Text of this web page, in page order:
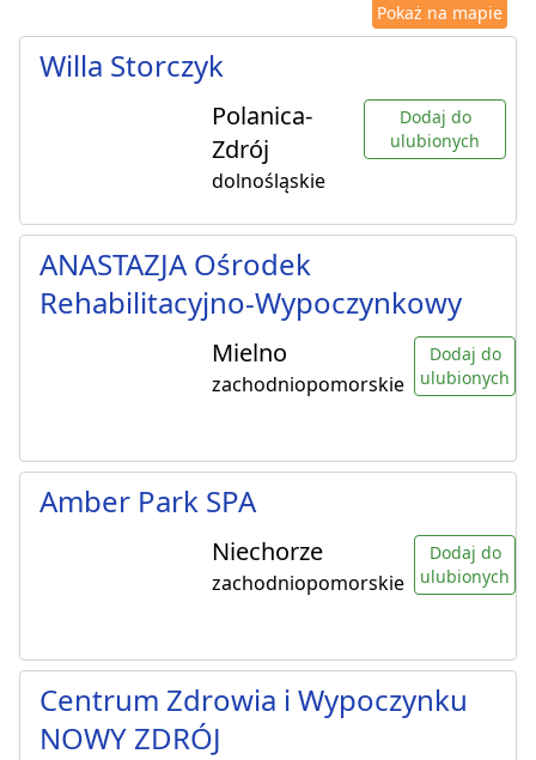
Pokaż na mapie
Willa Storczyk
Polanica-
Zdrój
dolnośląskie
Dodaj do
ulubionych
ANASTAZJA Ośrodek
Rehabilitacyjno-Wypoczynkowy
Mielno
zachodniopomorskie
Dodaj do
ulubionych
Amber Park SPA
Niechorze
zachodniopomorskie
Dodaj do
ulubionych
Centrum Zdrowia i Wypoczynku
NOWY ZDRÓJ